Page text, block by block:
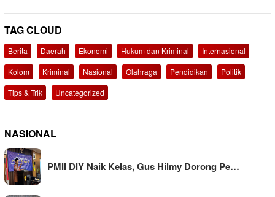
TAG CLOUD
Berita Daerah Ekonomi Hukum dan Kriminal
Internasional
Kolom
Kriminal Nasional Olahraga Pendidikan
Politik
Tips & Trik
Uncategorized
NASIONAL
PMII DIY Naik Kelas, Gus Hilmy Dorong Pe…